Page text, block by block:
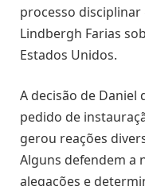
processo
Lindbergh Farias
Estados Unidos.
A decisão de
pedido de
gerou reações
Alguns defendem a
alegações e